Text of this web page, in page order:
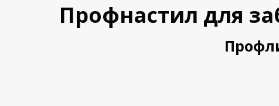
Профнастил для